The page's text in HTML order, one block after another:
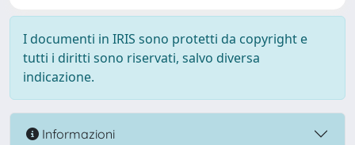
I documenti in IRIS sono protetti da copyright e
tutti i diritti sono riservati, salvo diversa
indicazione.
Informazioni